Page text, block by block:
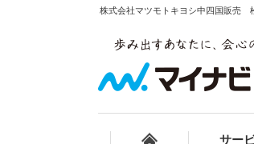
株式会社マツモトキヨシ中四国販売
サー